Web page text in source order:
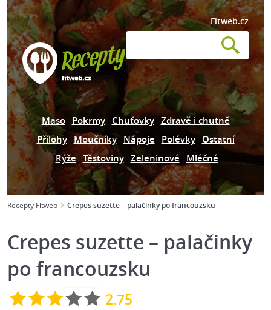
Fitweb.cz
Maso Pokrmy Chuťovky Zdravě i chutně
Přílohy Moučníky Nápoje Polévky Ostatní
Rýže Těstoviny Zeleninové Mléčné
Recepty Fitweb Crepes suzette – palačinky po francouzsku
Crepes suzette – palačinky
po francouzsku
2.75